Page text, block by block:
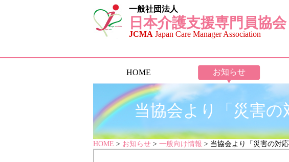
一般社団法人
日本介護支援専門員協会
JCMA Japan Care Manager Association
HOME お知らせ
当協会より「災害の
HOME > お知らせ > 一般向け情報 > 当協会より「災害の対応